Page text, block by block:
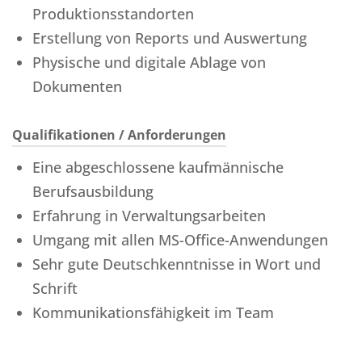
Produktionsstandorten
Erstellung von Reports und Auswertung
Physische und digitale Ablage von
Dokumenten
Qualifikationen / Anforderungen
Eine abgeschlossene kaufmännische
Berufsausbildung
Erfahrung in Verwaltungsarbeiten
Umgang mit allen MS-Office-Anwendungen
Sehr gute Deutschkenntnisse in Wort und
Schrift
Kommunikationsfähigkeit im Team